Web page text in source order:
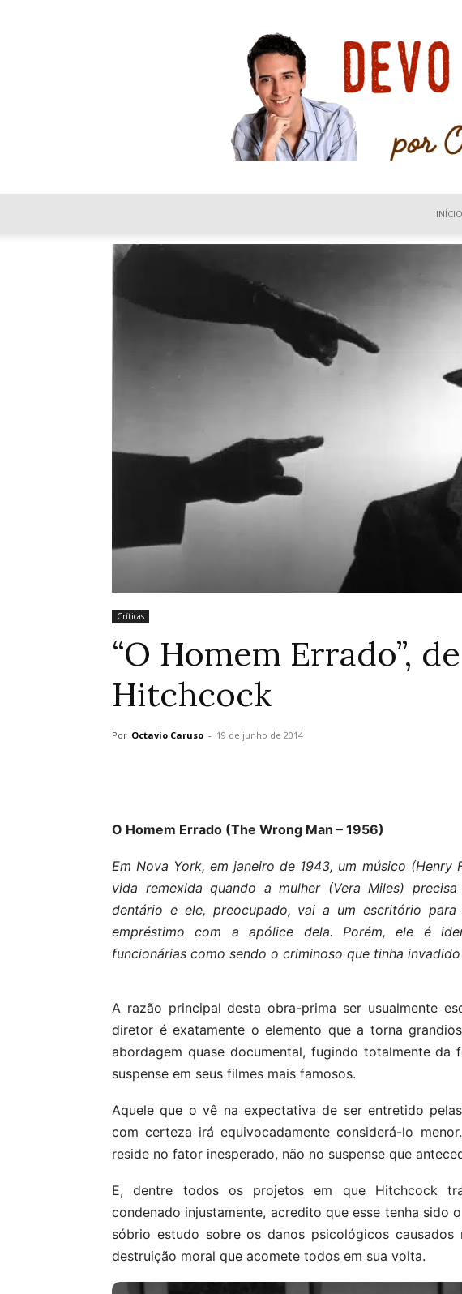
INÍCIO
Críticas
“O Homem Errado”,
Hitchcock
Por Octavio Caruso - 19 de junho de 2014
O Homem Errado (The Wrong Man – 1956)
Em Nova York, em janeiro de 1943, um músico (Henry
vida remexida quando a mulher (Vera Miles)
dentário e ele, preocupado, vai a um escritório
empréstimo com a apólice dela. Porém, ele é
funcionárias como sendo o criminoso que tinha
A razão principal desta obra-prima ser usualmente
diretor é exatamente o elemento que a torna
abordagem quase documental, fugindo totalmente da
suspense em seus filmes mais famosos.
Aquele que o vê na expectativa de ser entretido
com certeza irá equivocadamente considerá-lo
reside no fator inesperado, não no suspense que
E, dentre todos os projetos em que Hitchcock
condenado injustamente, acredito que esse tenha sido
sóbrio estudo sobre os danos psicológicos
destruição moral que acomete todos em sua volta.